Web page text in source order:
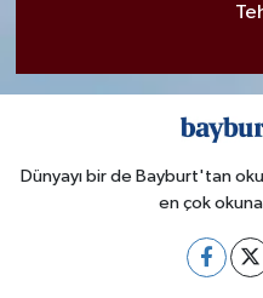
Dünyayı bir de Bayburt'tan
en çok